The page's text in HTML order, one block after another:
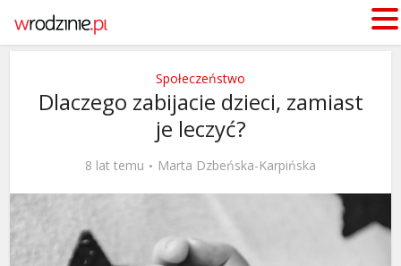
Społeczeństwo
Dlaczego zabijacie dzieci, zamiast
je leczyć?
8 lat temu Marta Dzbeńska-Karpińska